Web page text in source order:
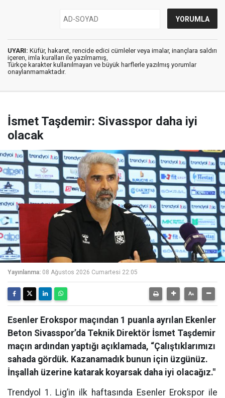
UYARI: Küfür, hakaret, rencide edici cümleler veya imalar, inançlara saldırı
içeren, imla kuralları ile yazılmamış,
Türkçe karakter kullanılmayan ve büyük harflerle yazılmış yorumlar
onaylanmamaktadır.
İsmet Taşdemir: Sivasspor daha iyi
olacak
Yayınlanma: 08 Ağustos 2026 Cumartesi 22:05
Esenler Erokspor maçından 1 puanla ayrılan Ekenler
Beton Sivasspor’da Teknik Direktör İsmet Taşdemir
maçın ardından yaptığı açıklamada, “Çalıştıklarımızı
sahada gördük. Kazanamadık bunun için üzgünüz.
İnşallah üzerine katarak koyarsak daha iyi olacağız."
Trendyol 1. Lig’in ilk haftasında Esenler Erokspor ile